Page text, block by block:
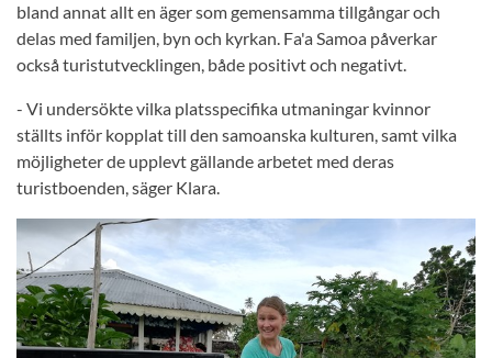
bland annat allt en äger som gemensamma tillgångar och
delas med familjen, byn och kyrkan. Fa'a Samoa påverkar
också turistutvecklingen, både positivt och negativt.
- Vi undersökte vilka platsspecifika utmaningar kvinnor
ställts inför kopplat till den samoanska kulturen, samt vilka
möjligheter de upplevt gällande arbetet med deras
turistboenden, säger Klara.